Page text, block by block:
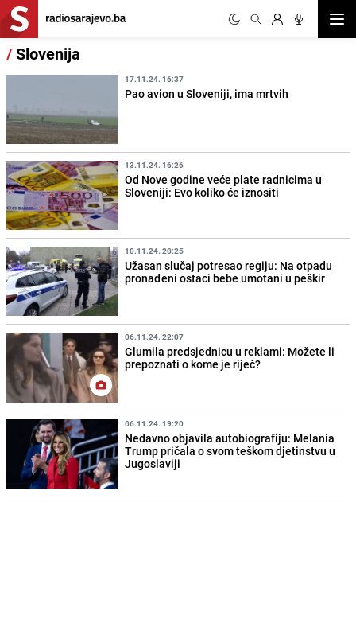
/Slovenija
17.11.24. 16:37
Pao avion u Sloveniji, ima mrtvih
13.11.24. 16:26
Od Nove godine veće plate radnicima u
Sloveniji: Evo koliko će iznositi
10.11.24. 20:25
Užasan slučaj potresao regiju: Na otpadu
pronađeni ostaci bebe umotani u peškir
06.11.24. 22:07
Glumila predsjednicu u reklami: Možete li
prepoznati o kome je riječ?
06.11.24. 19:20
Nedavno objavila autobiografiju: Melania
Trump pričala o svom teškom djetinstvu u
Jugoslaviji